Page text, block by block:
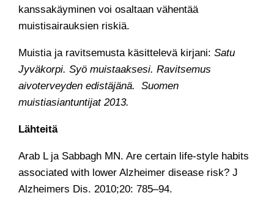
kanssakäyminen voi osaltaan vähentää
muistisairauksien riskiä.
Muistia ja ravitsemusta käsittelevä kirjani: Satu
Jyväkorpi. Syö muistaaksesi. Ravitsemus
aivoterveyden edistäjänä. Suomen
muistiasiantuntijat 2013.
Lähteitä
Arab L ja Sabbagh MN. Are certain life-style habits
associated with lower Alzheimer disease risk? J
Alzheimers Dis. 2010;20: 785–94.